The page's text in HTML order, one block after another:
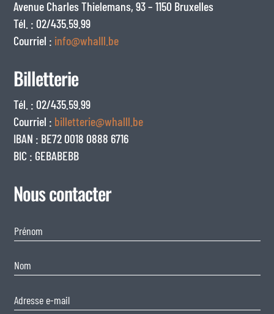
Avenue Charles Thielemans, 93 – 1150 Bruxelles
Tél. : 02/435.59.99
Courriel : info@whalll.be
Billetterie
Tél. : 02/435.59.99
Courriel : billetterie@whalll.be
IBAN : BE72 0018 0888 6716
BIC : GEBABEBB
Nous contacter